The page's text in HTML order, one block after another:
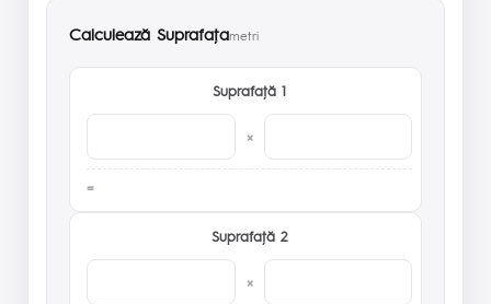
Calculează Suprafaţametri
Suprafaţă 1
×
Suprafaţă 2
×